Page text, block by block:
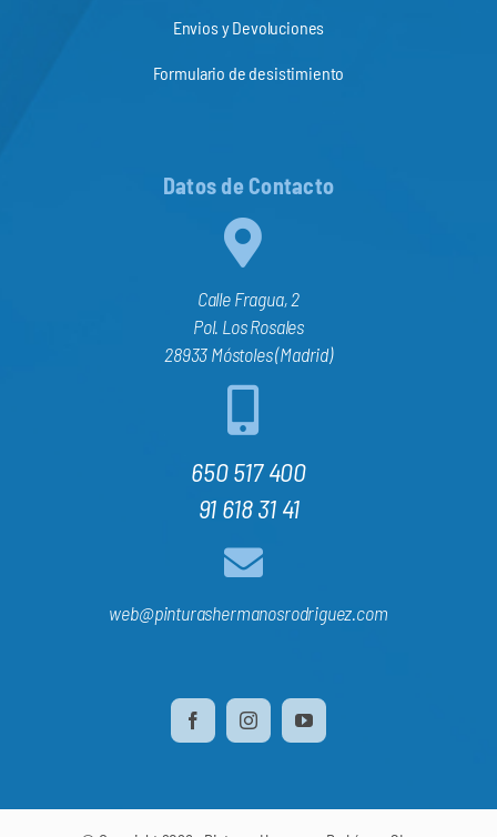
Envios y Devoluciones
Formulario de desistimiento
Datos de Contacto
Calle Fragua, 2
Pol. Los Rosales
28933 Móstoles (Madrid)
650 517 400
91 618 31 41
web@pinturashermanosrodriguez.com